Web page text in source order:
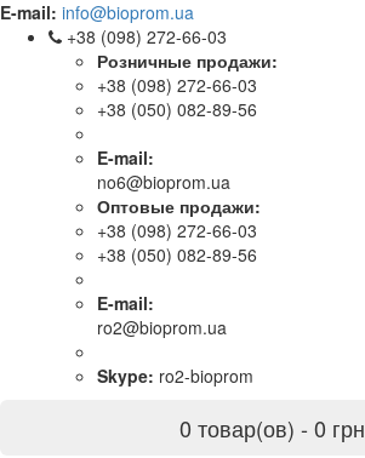
E-mail: info@bioprom.ua
+38 (098) 272-66-03
Розничные продажи:
+38 (098) 272-66-03
+38 (050) 082-89-56
E-mail:
no6@bioprom.ua
Оптовые продажи:
+38 (098) 272-66-03
+38 (050) 082-89-56
E-mail:
ro2@bioprom.ua
Skype: ro2-bioprom
0 товар(ов) - 0 грн